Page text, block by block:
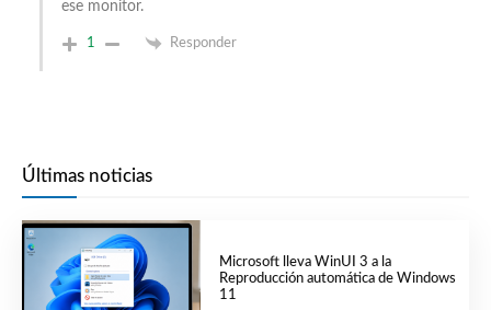
ese monitor.
1 Responder
Últimas noticias
Microsoft lleva WinUI 3 a la
Reproducción automática de Windows
11